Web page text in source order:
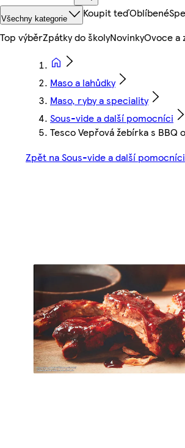
Všechny kategorie Koupit teďOblíbené
Top výběrZpátky do školyNovinkyOvoce a
Maso a lahůdky
Maso, ryby a speciality
Sous-vide a další pomocníci
Tesco Vepřová žebírka s BBQ
Zpět na Sous-vide a další pomocníci